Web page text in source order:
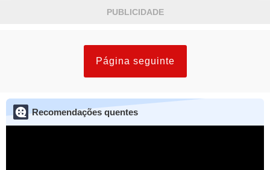
PUBLICIDADE
Página seguinte
Recomendações quentes